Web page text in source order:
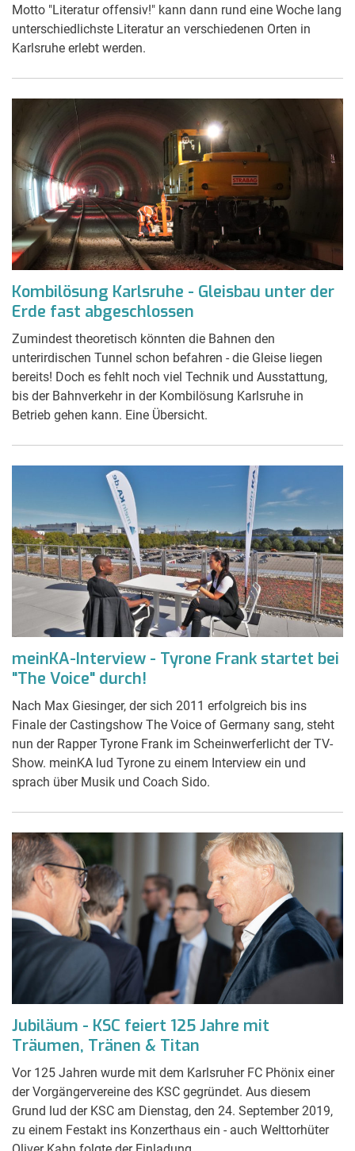
Motto "Literatur offensiv!" kann dann rund eine Woche lang
unterschiedlichste Literatur an verschiedenen Orten in
Karlsruhe erlebt werden.
Kombilösung Karlsruhe - Gleisbau unter der
Erde fast abgeschlossen
Zumindest theoretisch könnten die Bahnen den
unterirdischen Tunnel schon befahren - die Gleise liegen
bereits! Doch es fehlt noch viel Technik und Ausstattung,
bis der Bahnverkehr in der Kombilösung Karlsruhe in
Betrieb gehen kann. Eine Übersicht.
meinKA-Interview - Tyrone Frank startet bei
"The Voice" durch!
Nach Max Giesinger, der sich 2011 erfolgreich bis ins
Finale der Castingshow The Voice of Germany sang, steht
nun der Rapper Tyrone Frank im Scheinwerferlicht der TV-
Show. meinKA lud Tyrone zu einem Interview ein und
sprach über Musik und Coach Sido.
Jubiläum - KSC feiert 125 Jahre mit
Träumen, Tränen & Titan
Vor 125 Jahren wurde mit dem Karlsruher FC Phönix einer
der Vorgängervereine des KSC gegründet. Aus diesem
Grund lud der KSC am Dienstag, den 24. September 2019,
zu einem Festakt ins Konzerthaus ein - auch Welttorhüter